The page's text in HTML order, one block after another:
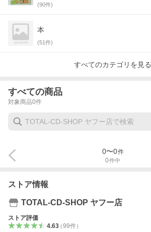
(90件)
本
(51件)
すべてのカテゴリを見る
すべての商品
対象商品0件
0件中
0〜0件
ストア情報
TOTAL-CD-SHOP ヤフー店
ストア評価
4.63（99件）